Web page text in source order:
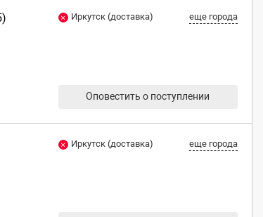
Иркутск (доставка) еще города
Оповестить о поступлении
Иркутск (доставка) еще города